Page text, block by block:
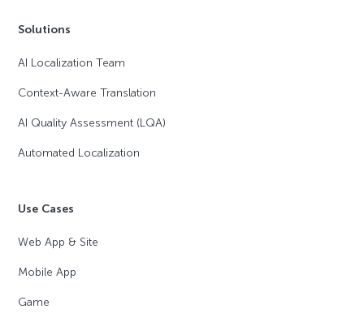
Solutions
AI Localization Team
Context-Aware Translation
AI Quality Assessment (LQA)
Automated Localization
Use Cases
Web App & Site
Mobile App
Game